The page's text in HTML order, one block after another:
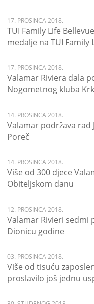
17. PROSINCA 2018.
TUI Family Life
medalje na TUI
17. PROSINCA 2018.
Valamar Riviera dala
Nogometnog kluba Krk
14. PROSINCA 2018.
Valamar podržava
Poreč
14. PROSINCA 2018.
Više od 300 djece
Obiteljskom danu
12. PROSINCA 2018.
Valamar Rivieri sedmi
Dionicu godine
03. PROSINCA 2018.
Više od tisuću
proslavilo još jednu